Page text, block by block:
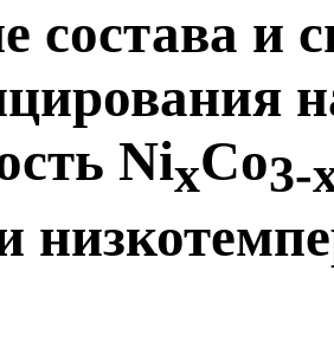
состава и
NixCo3-